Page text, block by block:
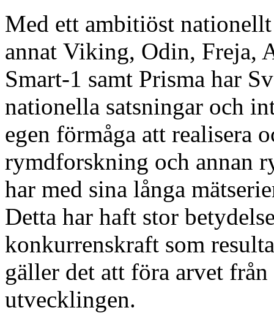
Med ett ambitiöst
annat Viking, Odin, Freja,
Smart-1 samt Prisma har
nationella satsningar och
egen förmåga att realisera
rymdforskning och annan
har med sina långa
Detta har haft stor
konkurrenskraft som
gäller det att föra arvet
utvecklingen.